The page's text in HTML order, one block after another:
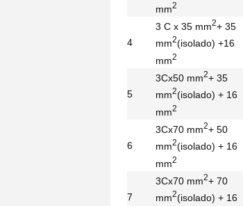
mm2
4
3 C x 35 mm2+ 35
mm2(isolado) +16
mm2
5
3Cx50 mm2+ 35
mm2(isolado) + 16
mm2
6
3Cx70 mm2+ 50
mm2(isolado) + 16
mm2
7
3Cx70 mm2+ 70
mm2(isolado) + 16